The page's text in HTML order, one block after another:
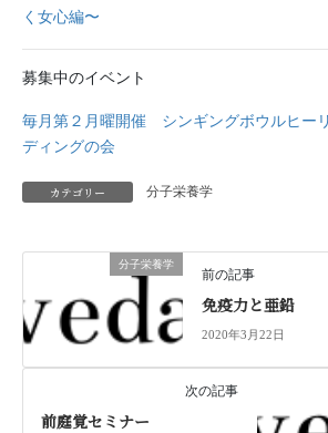
く女心編〜
募集中のイベント
毎月第２月曜開催 シンギングボウルヒー
ディングの会
カテゴリー 分子栄養学
分子栄養学
前の記事
免疫力と亜鉛
2020年3月22日
次の記事
前庭覚セミナー